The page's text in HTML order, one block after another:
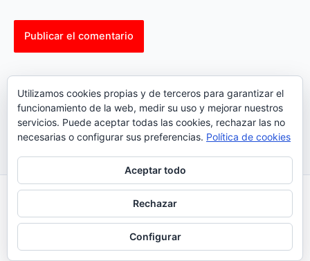
comment data is processed.
Política Cookies| Política Privacidad
© 2023 |ComoTocarViolin.Com
Utilizamos cookies propias y de terceros para garantizar el
funcionamiento de la web, medir su uso y mejorar nuestros
servicios. Puede aceptar todas las cookies, rechazar las no
necesarias o configurar sus preferencias. Política de cookies
Aceptar todo
Rechazar
Configurar